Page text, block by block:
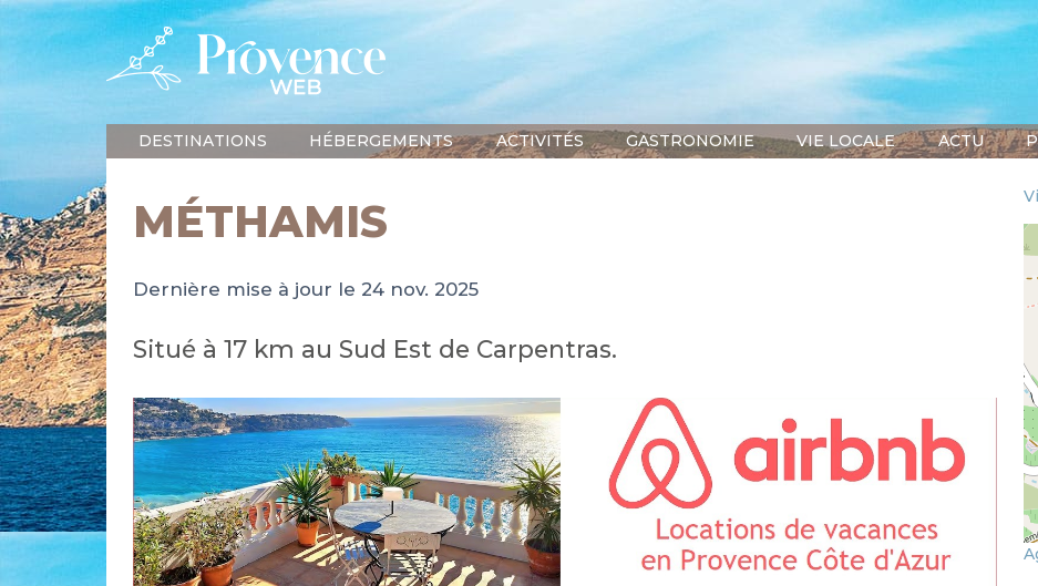
DESTINATIONS HÉBERGEMENTS ACTIVITÉS GASTRONOMIE VIE LOCALE ACTU
MÉTHAMIS
Dernière mise à jour le 24 nov. 2025
Situé à 17 km au Sud Est de Carpentras.